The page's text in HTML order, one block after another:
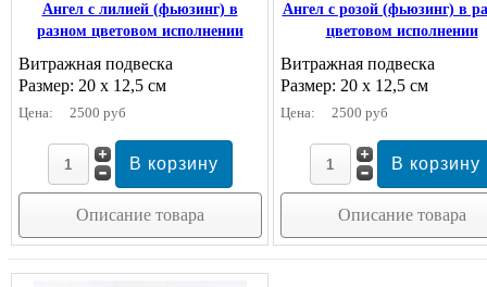
Ангел с лилией (фьюзинг) в
разном цветовом исполнении
Витражная подвеска
Размер: 20 х 12,5 см
Цена: 2500 руб
Описание товара
Ангел с розой (фьюзинг) в
цветовом исполнении
Витражная подвеска
Размер: 20 х 12,5 см
Цена: 2500 руб
Описание товара